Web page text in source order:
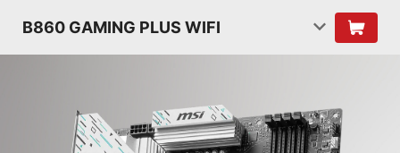
B860 GAMING PLUS WIFI